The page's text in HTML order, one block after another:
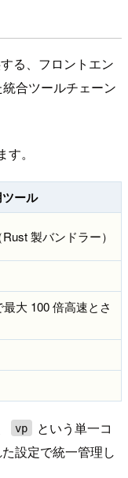
る、フロントエン
合ツールチェーン
。
ール
製バンドラー）
大 100 倍高速とさ
vp
という単一コ
設定で統一管理し